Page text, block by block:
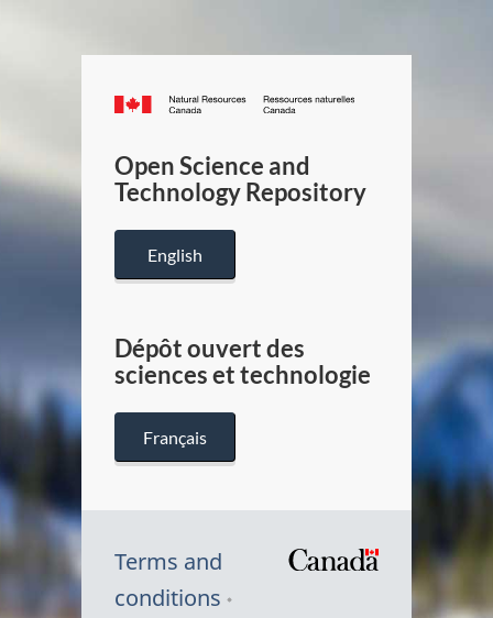
Canada.ca
/
Canada
Open Science and
Technology Repository
English
Dépôt ouvert des
sciences et technologie
Français
Terms and
conditions
Symbole